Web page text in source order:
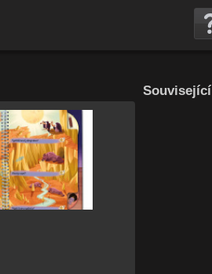
Související